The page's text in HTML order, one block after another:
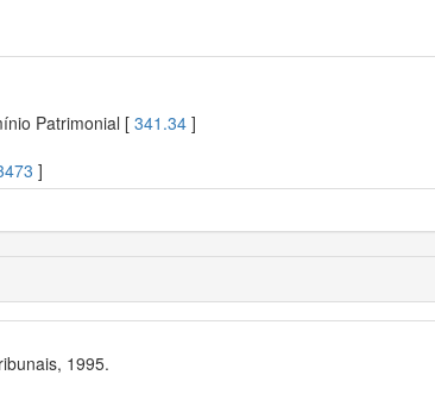
Patrimonial [ 341.34 ]
]
1995.